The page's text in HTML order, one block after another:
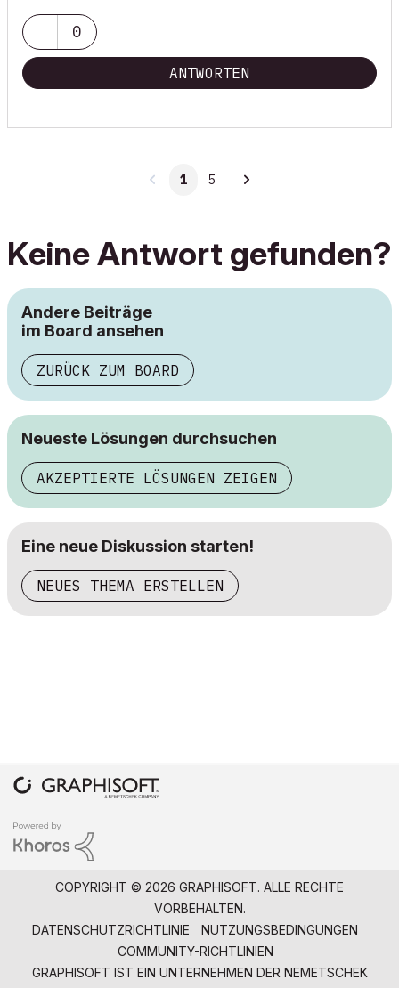
0
ANTWORTEN
1 5
Keine Antwort gefunden?
Andere Beiträge
im Board ansehen
ZURÜCK ZUM BOARD
Neueste Lösungen durchsuchen
AKZEPTIERTE LÖSUNGEN ZEIGEN
Eine neue Diskussion starten!
NEUES THEMA ERSTELLEN
COPYRIGHT © 2026 GRAPHISOFT. ALLE RECHTE
VORBEHALTEN.
DATENSCHUTZRICHTLINIE
NUTZUNGSBEDINGUNGEN
COMMUNITY-RICHTLINIEN
GRAPHISOFT IST EIN UNTERNEHMEN DER NEMETSCHEK